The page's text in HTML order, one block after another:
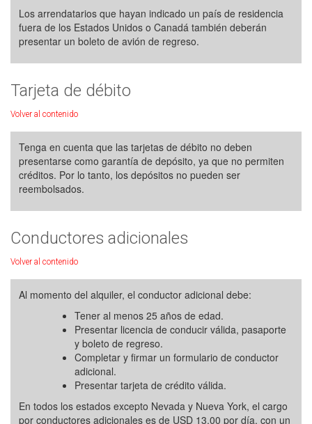
Los arrendatarios que hayan indicado un país de residencia
fuera de los Estados Unidos o Canadá también deberán
presentar un boleto de avión de regreso.
Tarjeta de débito
Volver al contenido
Tenga en cuenta que las tarjetas de débito no deben
presentarse como garantía de depósito, ya que no permiten
créditos. Por lo tanto, los depósitos no pueden ser
reembolsados.
Conductores adicionales
Volver al contenido
Al momento del alquiler, el conductor adicional debe:
Tener al menos 25 años de edad.
Presentar licencia de conducir válida, pasaporte
y boleto de regreso.
Completar y firmar un formulario de conductor
adicional.
Presentar tarjeta de crédito válida.
En todos los estados excepto Nevada y Nueva York, el cargo
por conductores adicionales es de USD 13.00 por día, con un